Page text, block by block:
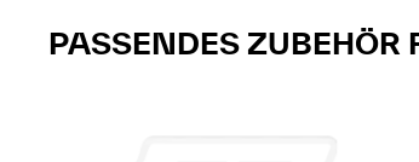
PASSENDES ZUBEHÖR